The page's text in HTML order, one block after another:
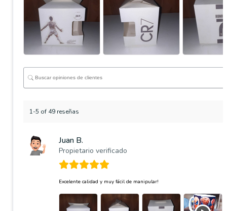
1-5 of 49 reseñas
Juan B.
Propietario verificado
Excelente calidad y muy fácil de manipular!